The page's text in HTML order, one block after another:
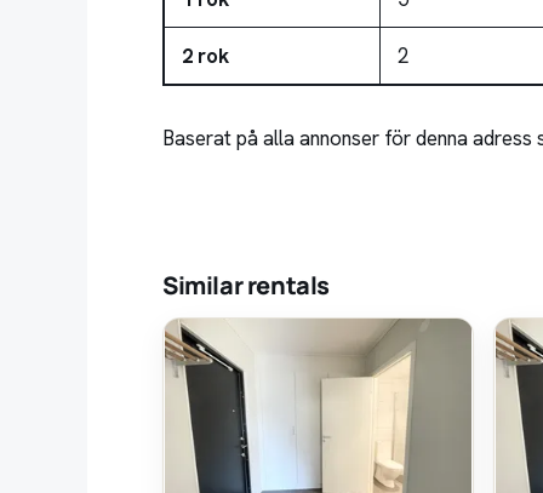
2 rok 2
Baserat på alla annonser för denna adress
Similar rentals